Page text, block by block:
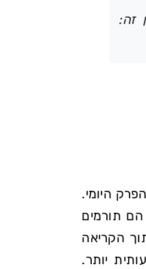
זה:
היומי.
הם תורמים
הקריאה
יותר.